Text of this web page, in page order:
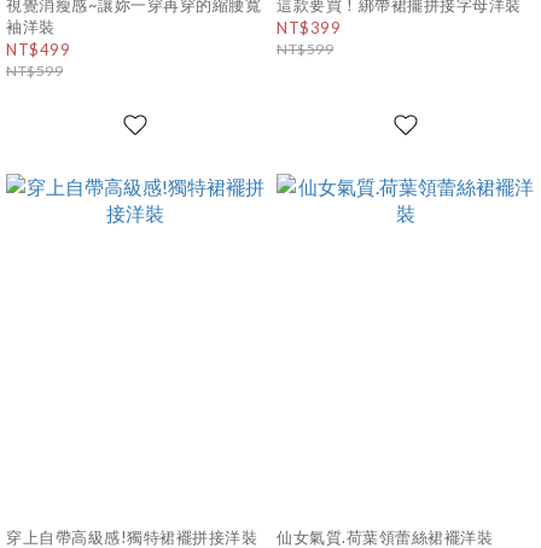
視覺消瘦感~讓妳一穿再穿的縮腰寬
袖洋裝
NT$499
NT$599
這款要買！綁帶裙擺拼接字母洋裝
NT$399
NT$599
穿上自帶高級感!獨特裙襬拼接洋裝
仙女氣質.荷葉領蕾絲裙襬洋裝